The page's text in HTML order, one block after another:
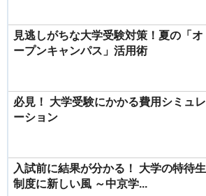
見逃しがちな大学受験対策！夏の「オ
ープンキャンパス」活用術
必見！ 大学受験にかかる費用シミュレ
ーション
入試前に結果が分かる！ 大学の特待生
制度に新しい風 ～中京学...